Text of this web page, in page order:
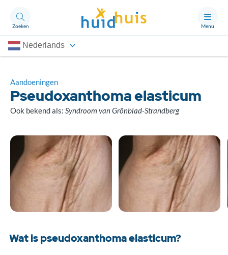
Zoeken Menu
Nederlands
Thema’s
Artikelen
Over Huidhuis
Contact
Aandoeningen
Pseudoxanthoma elasticum
Ook bekend als: Syndroom van Grönblad-Strandberg
Wat is pseudoxanthoma elasticum?